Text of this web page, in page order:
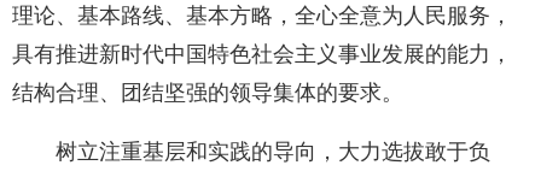
理论、基本路线、基本方略，全心全意为人民服务，
具有推进新时代中国特色社会主义事业发展的能力，
结构合理、团结坚强的领导集体的要求。
树立注重基层和实践的导向，大力选拔敢于负